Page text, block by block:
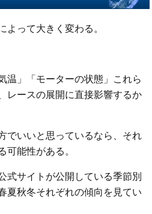
よって大きく変わる。
温」「モーターの状態」これら
レースの展開に直接影響するか
でいいと思っているなら、それ
可能性がある。
式サイトが公開している季節別
夏秋冬それぞれの傾向を見てい